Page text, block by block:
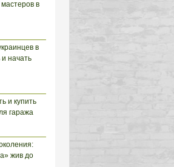
в
в
начать
и купить
гаража
жив до